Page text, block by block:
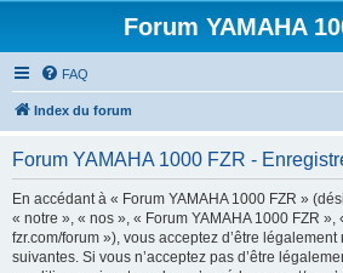
Forum YAMAHA
FAQ
Index du forum
Forum YAMAHA 1000 FZR -
En accédant à « Forum YAMAHA 1000 FZR »
« notre », « nos », « Forum YAMAHA 1000 FZR
fzr.com/forum »), vous acceptez d’être
suivantes. Si vous n’acceptez pas d’être